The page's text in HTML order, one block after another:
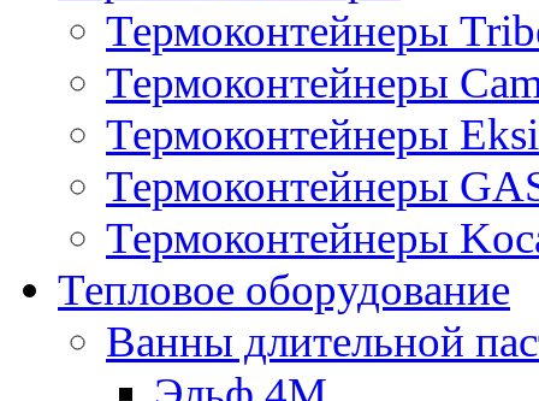
Термоконтейнеры
Термоконтейнеры
Термоконтейнеры Eksi
Термоконтейнеры
Термоконтейнеры
Тепловое оборудование
Ванны длительной